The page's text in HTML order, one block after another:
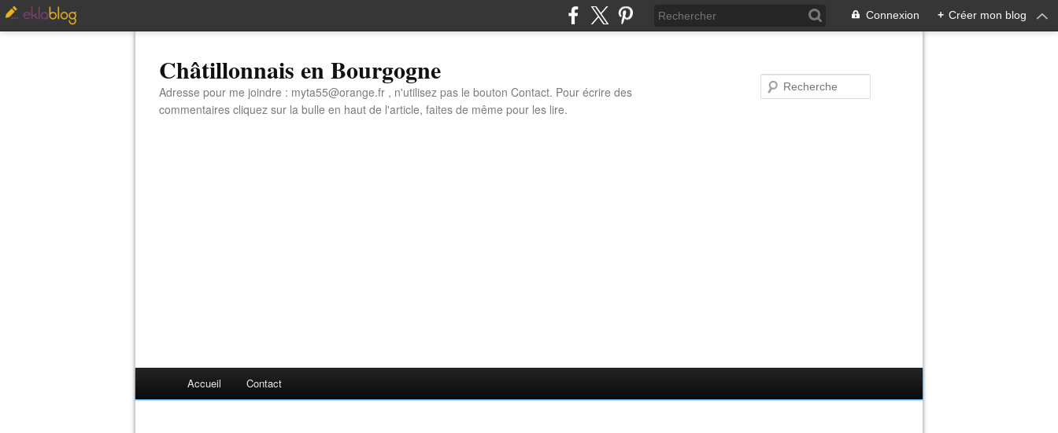
Connexion + Créer mon blog
Châtillonnais en Bourgogne
Adresse pour me joindre : myta55@orange.fr , n'utilisez pas le bouton Contact. Pour écrire des
commentaires cliquez sur la bulle en haut de l'article, faites de même pour les lire.
Accueil Contact